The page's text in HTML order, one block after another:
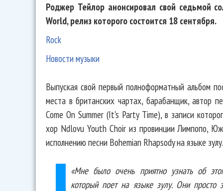
Роджер Тейлор анонсировал свой седьмой
World, релиз которого состоится 18 сентября.
Rock
Новости музыки
Выпуская свой первый полноформатный альбом
места в британских чартах, барабанщик, автор
Come On Summer (It's Party Time), в записи
хор Ndlovu Youth Choir из провинции Лимпопо,
исполнению песни Bohemian Rhapsody на языке зулу.
«Мне было очень приятно узнать об
который поет на языке зулу. Они просто